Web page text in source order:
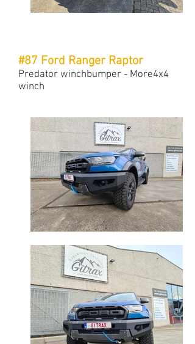
#87 Ford Ranger Raptor
Predator winchbumper - More4x4
winch